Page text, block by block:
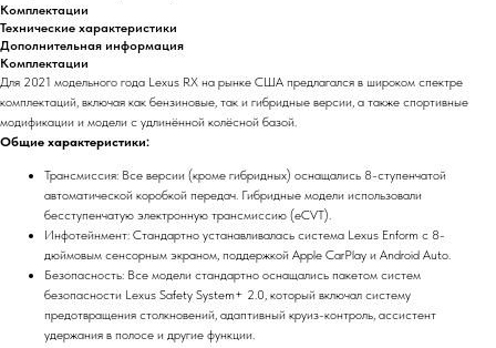
Комплектации
Технические характеристики
Дополнительная информация
Комплектации
Для 2021 модельного года Lexus RX на рынке США предлагался в широком спектре
комплектаций, включая как бензиновые, так и гибридные версии, а также спортивные
модификации и модели с удлинённой колёсной базой.
Общие характеристики:
Трансмиссия: Все версии (кроме гибридных) оснащались 8-ступенчатой
автоматической коробкой передач. Гибридные модели использовали
бесступенчатую электронную трансмиссию (eCVT).
Инфотейнмент: Стандартно устанавливалась система Lexus Enform с 8-
дюймовым сенсорным экраном, поддержкой Apple CarPlay и Android Auto.
Безопасность: Все модели стандартно оснащались пакетом систем
безопасности Lexus Safety System+ 2.0, который включал систему
предотвращения столкновений, адаптивный круиз-контроль, ассистент
удержания в полосе и другие функции.